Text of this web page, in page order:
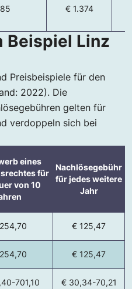
€ 1.374
Beispiel Linz
Preisbeispiele für den
2022). Die
gelten für
verdoppeln sich bei
eines
für
von 10
Nachlösegebühr
für jedes weitere
Jahr
€ 125,47
€ 125,47
701,10 € 30,34-70,21